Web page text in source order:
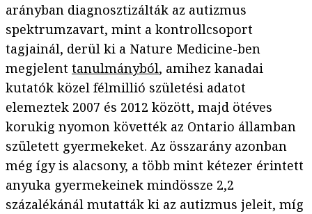
arányban diagnosztizálták az autizmus
spektrumzavart, mint a kontrollcsoport
tagjainál, derül ki a Nature Medicine-ben
megjelent tanulmányból, amihez kanadai
kutatók közel félmillió születési adatot
elemeztek 2007 és 2012 között, majd ötéves
korukig nyomon követték az Ontario államban
született gyermekeket. Az összarány azonban
még így is alacsony, a több mint kétezer érintett
anyuka gyermekeinek mindössze 2,2
százalékánál mutatták ki az autizmus jeleit, míg